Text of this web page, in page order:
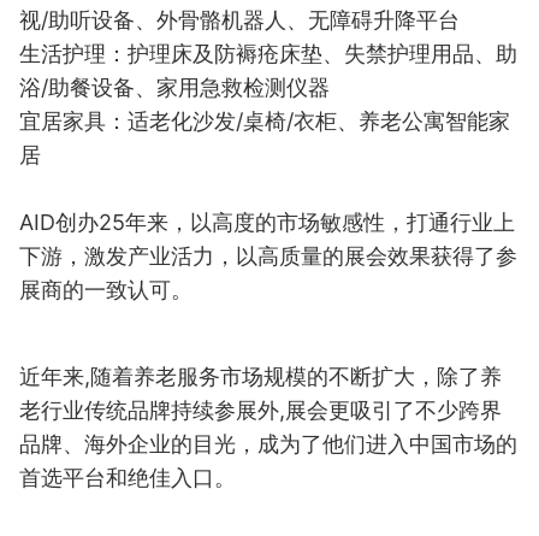
视/助听设备、外骨骼机器人、无障碍升降平台
生活护理：护理床及防褥疮床垫、失禁护理用品、助
浴/助餐设备、家用急救检测仪器
宜居家具：适老化沙发/桌椅/衣柜、养老公寓智能家
居
AID创办25年来，以高度的市场敏感性，打通行业上
下游，激发产业活力，以高质量的展会效果获得了参
展商的一致认可。
近年来,随着养老服务市场规模的不断扩大，除了养
老行业传统品牌持续参展外,展会更吸引了不少跨界
品牌、海外企业的目光，成为了他们进入中国市场的
首选平台和绝佳入口。